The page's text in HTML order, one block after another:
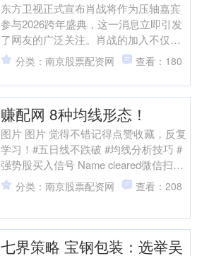
东方卫视正式宣布肖战将作为压轴嘉宾
参与2026跨年盛典，这一消息立即引发
了网友的广泛关注。肖战的加入不仅打
破了平台前三轮按字母排序的惯例，还
为他量身定制了专属的....
分类：南京股票配资网 查看：180
赚配网 8种均线形态！
图片 图片 觉得不错记得点赞收藏，反复
学习！#五日线不跌破 #均线分析技巧 #
强势股买入信号 Name cleared微信扫一
扫赞赏作者Like the Aut....
分类：南京股票配资网 查看：208
七界策略 宝钢包装：选举吴